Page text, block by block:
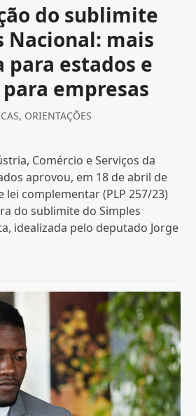
do sublimite
Nacional: mais
estados e
empresas
, ORIENTAÇÕES
Comércio e Serviços da
aprovou, em 18 de abril de
lei complementar (PLP 257/23)
do sublimite do Simples
idealizada pelo deputado Jorge